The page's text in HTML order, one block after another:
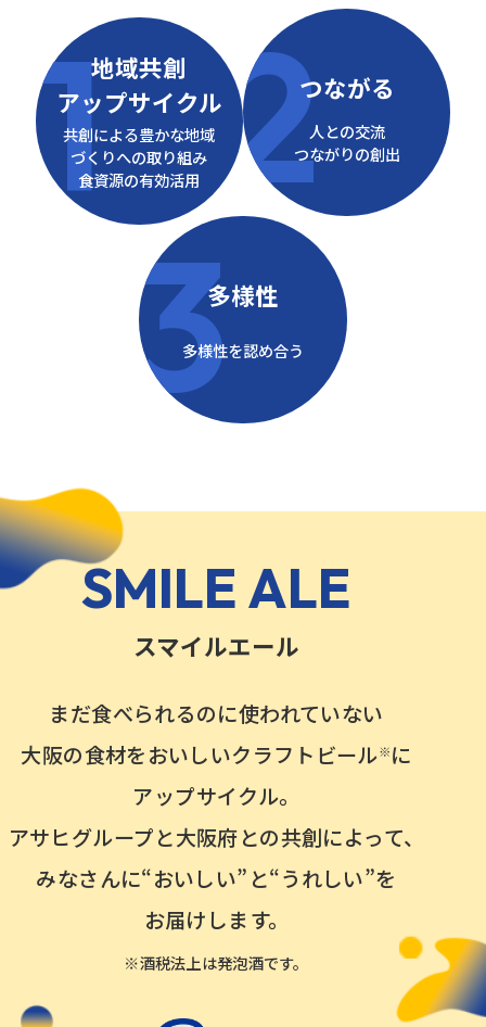
地域共創
アップサイクル
共創による豊かな地域
づくりへの取り組み
食資源の有効活用
1 つながる
人との交流
つながりの創出
2
多様性
多様性を認め合う
3
SMILE ALE
スマイルエール
まだ食べられるのに使われていない
大阪の食材をおいしいクラフトビール※に
アップサイクル。
アサヒグループと大阪府との共創によって、
みなさんに“おいしい”と“うれしい”を
お届けします。
※酒税法上は発泡酒です。